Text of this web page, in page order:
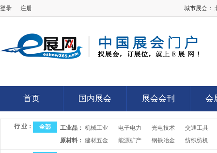
登录 注册 城市展会：
首页
首页
国内展会
国内展会
展会会刊
展会会刊
会
会
行 业： 全部 工业品： 机械工业 电子电力 光电技术
交通工具
原材料： 建材五金 能源矿产 钢铁冶金 纺织纺机